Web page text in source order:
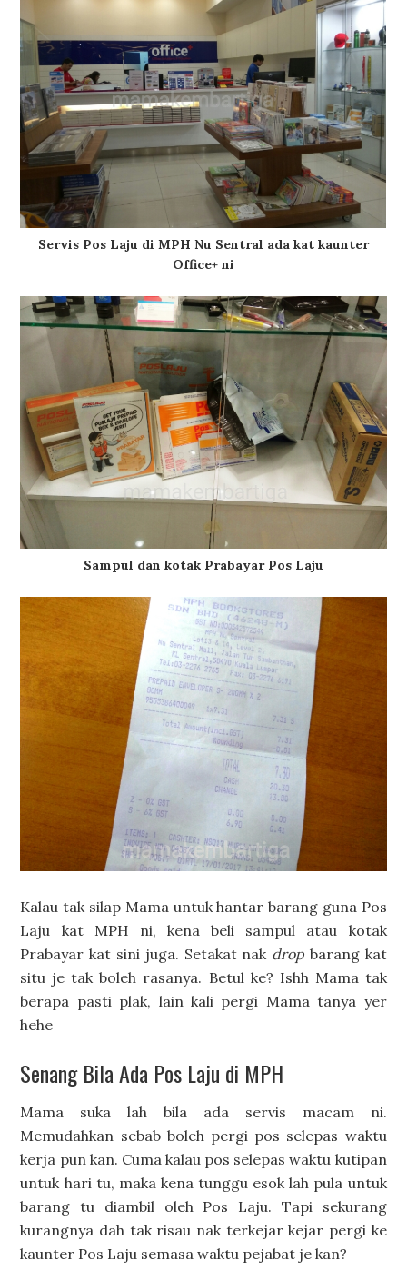
Servis Pos Laju di MPH Nu Sentral ada kat kaunter
Office+ ni
Sampul dan kotak Prabayar Pos Laju
Kalau tak silap Mama untuk hantar barang guna Pos
Laju kat MPH ni, kena beli sampul atau kotak
Prabayar kat sini juga. Setakat nak drop barang kat
situ je tak boleh rasanya. Betul ke? Ishh Mama tak
berapa pasti plak, lain kali pergi Mama tanya yer
hehe
Senang Bila Ada Pos Laju di MPH
Mama suka lah bila ada servis macam ni.
Memudahkan sebab boleh pergi pos selepas waktu
kerja pun kan. Cuma kalau pos selepas waktu kutipan
untuk hari tu, maka kena tunggu esok lah pula untuk
barang tu diambil oleh Pos Laju. Tapi sekurang
kurangnya dah tak risau nak terkejar kejar pergi ke
kaunter Pos Laju semasa waktu pejabat je kan?